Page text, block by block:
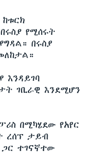
የሚሰሩት
በሩስያ
እንዳይገባ
ገቢራዊ እንደሚሆን
በሚካሄደው የአየር
ረሰፕ ታይብ
ጋር ተገናኛተው